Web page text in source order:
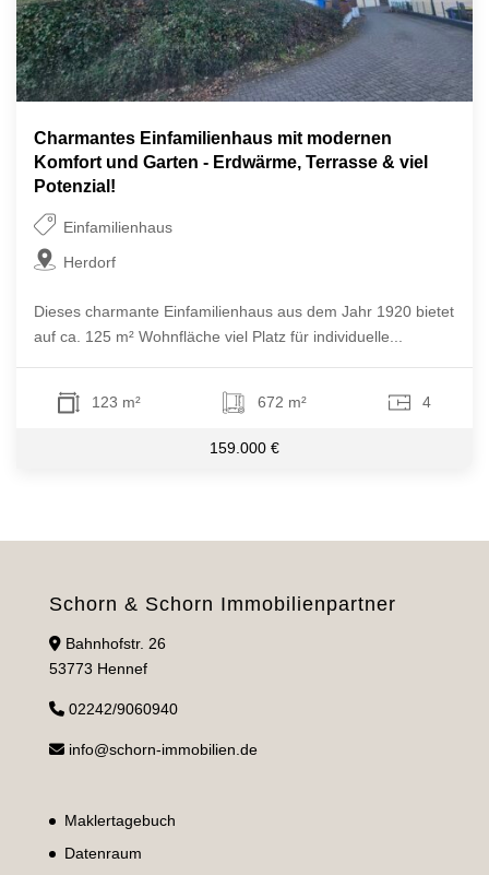
Charmantes Einfamilienhaus mit modernen
Komfort und Garten - Erdwärme, Terrasse & viel
Potenzial!
Einfamilienhaus
Herdorf
Dieses charmante Einfamilienhaus aus dem Jahr 1920 bietet
auf ca. 125 m² Wohnfläche viel Platz für individuelle...
123 m² 672 m² 4
159.000 €
Schorn & Schorn Immobilienpartner
Bahnhofstr. 26
53773 Hennef
02242/9060940
info@schorn-immobilien.de
Maklertagebuch
Datenraum